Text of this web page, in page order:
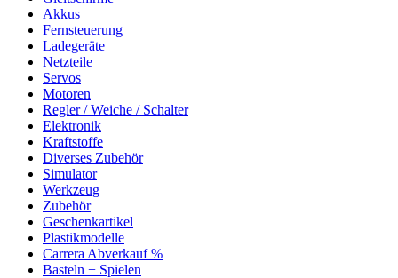
Akkus
Fernsteuerung
Ladegeräte
Netzteile
Servos
Motoren
Regler / Weiche / Schalter
Elektronik
Kraftstoffe
Diverses Zubehör
Simulator
Werkzeug
Zubehör
Geschenkartikel
Plastikmodelle
Carrera Abverkauf %
Basteln + Spielen